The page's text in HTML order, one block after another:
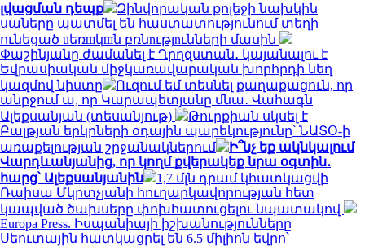
լվացման դեպք
Զինվորական քոլեջի նախկին
սաները պատմել են հաստատությունում տեղի
ունեցած uեռшկшն բռնnւթյnւնների մասին
Փաշինյանը ժամանել է Ղրղզստան․ կայանալու է
Եվրասիական միջկառավարական խորհրդի նեղ
կազմով նիստը
Ուզում եմ տեսնել քաղաքացուն, որ
անրջում ա, որ Կարապետյանը մնա․ Վահագն
Ալեքսանյան (տեսանյութ)
Թուրքիան սկսել է
Բալթյան երկրների օդային պարեկությունը՝ ՆԱՏՕ-ի
առաքելության շրջանակներում
Ի՞նչ եք ակնկալում
Վարդևանյանից, որ կողմ քվերակեք նրա օգտին․
հարց՝ Ալեքսանյանին
1,7 մլն դրամ կհատկացվի
Ռաիսա Մկրտչյանի հուղարկավորության հետ
կապված ծախսերը փոխհատուցելու նպատակով
Europa Press. Իսպանիայի իշխանությունները
Սեուտային հատկացրել են 6.5 միլիոն եվրո՝